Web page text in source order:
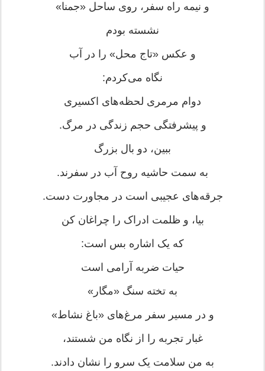
و نیمه راه سفر، روی ساحل «جمنا»
نشسته بودم
و عکس «تاج محل» را در آب
نگاه می‌کردم:
دوام مرمری لحظه‌های اکسیری
و پیشرفتگی حجم زندگی در مرگ.
ببین، دو بال بزرگ
به سمت حاشیه روح آب در سفرند.
جرقه‌های عجیبی است در مجاورت دست.
بیا، و ظلمت ادراک را چراغان کن
که یک اشاره بس است:
حیات ضربه آرامی است
به تخته سنگ «مگار»
و در مسیر سفر مرغ‌های «باغ نشاط»
غبار تجربه را از نگاه من شستند،
به من سلامت یک سرو را نشان دادند.